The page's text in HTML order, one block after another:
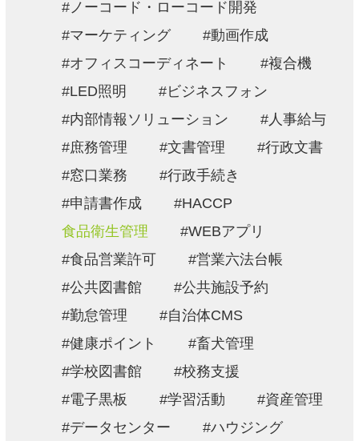
ノーコード・ローコード開発
マーケティング
動画作成
オフィスコーディネート
複合機
LED照明
ビジネスフォン
内部情報ソリューション
人事給与
庶務管理
文書管理
行政文書
窓口業務
行政手続き
申請書作成
HACCP
食品衛生管理
WEBアプリ
食品営業許可
営業六法台帳
公共図書館
公共施設予約
勤怠管理
自治体CMS
健康ポイント
畜犬管理
学校図書館
校務支援
電子黒板
学習活動
資産管理
データセンター
ハウジング